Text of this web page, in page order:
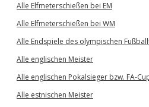
Alle Elfmeterschießen bei EM
Alle Elfmeterschießen bei WM
Alle Endspiele des olympischen
Alle englischen Meister
Alle englischen Pokalsieger bzw. FA-
Alle estnischen Meister